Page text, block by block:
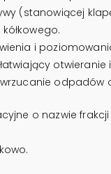
(stanowiącej
i
odpadów
o nazwie